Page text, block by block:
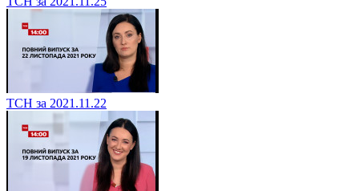
ТСН за 2021.11.22